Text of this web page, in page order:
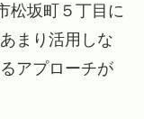
松坂町５丁目に
まり活用しな
アプローチが